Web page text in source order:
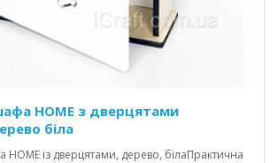
HOME з дверцятами
біла
із дверцятами, дерево, білаПрактична